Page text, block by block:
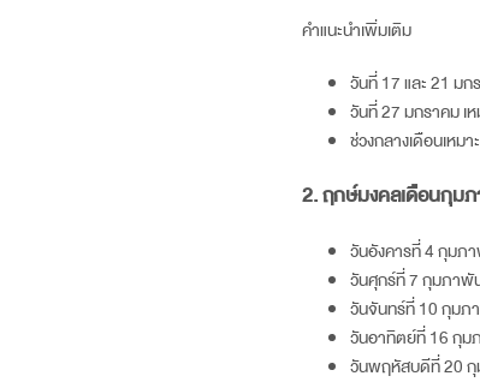
คำแนะนำเพิ่มเติม
วันที่ 17 และ 21 มก
วันที่ 27 มกราคม เ
ช่วงกลางเดือนเหม
2. ฤกษ์มงคลเดือนกุม
วันอังคารที่ 4 กุมภ
วันศุกร์ที่ 7 กุมภาพั
วันจันทร์ที่ 10 กุมภ
วันอาทิตย์ที่ 16 กุ
วันพฤหัสบดีที่ 20